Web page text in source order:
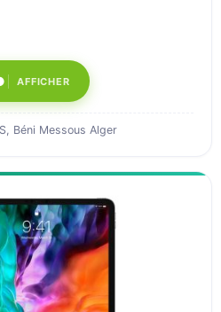
AFFICHER
Béni Messous Alger